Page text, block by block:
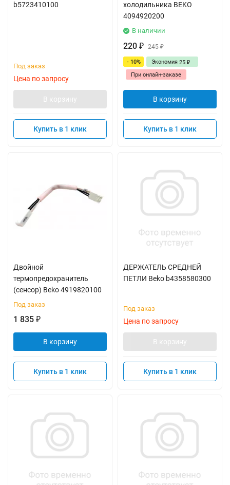
b5723410100
Под заказ
Цена по запросу
В корзину
Купить в 1 клик
холодильника BEKO
4094920200
В наличии
220 ₽ 245₽
- 10% Экономия 25 ₽
При онлайн-заказе
В корзину
Купить в 1 клик
Двойной
термопредохранитель
(сенсор) Beko 4919820100
Под заказ
1 835 ₽
В корзину
Купить в 1 клик
ДЕРЖАТЕЛЬ СРЕДНЕЙ
ПЕТЛИ Beko b4358580300
Под заказ
Цена по запросу
В корзину
Купить в 1 клик